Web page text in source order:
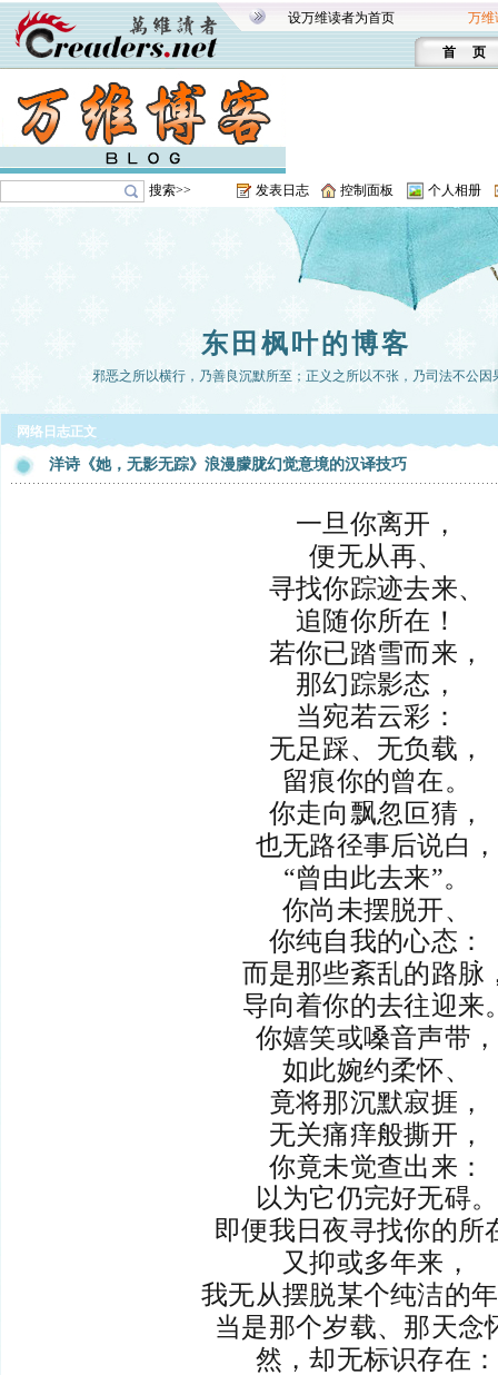
设万维读者为首页 万维
首 页
搜索>> 发表日志 控制面板 个人相册
东田枫叶的博客
邪恶之所以横行，乃善良沉默所至；正义之所以不张，乃司法不公因
网络日志正文
洋诗《她，无影无踪》浪漫朦胧幻觉意境的汉译技巧
一旦你离开，
便无从再、
寻找你踪迹去来、
追随你所在！
若你已踏雪而来，
那幻踪影态，
当宛若云彩：
无足踩、无负载，
留痕你的曾在。
你走向飘忽叵猜，
也无路径事后说白，
“曾由此去来”。
你尚未摆脱开、
你纯自我的心态：
而是那些紊乱的路脉
导向着你的去往迎来
你嬉笑或嗓音声带，
如此婉约柔怀、
竟将那沉默寂捱，
无关痛痒般撕开，
你竟未觉查出来：
以为它仍完好无碍。
即便我日夜寻找你的所
又抑或多年来，
我无从摆脱某个纯洁的
当是那个岁载、那天念
然，却无标识存在：